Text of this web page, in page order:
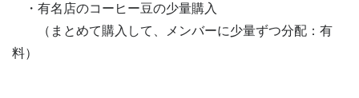
・有名店のコーヒー豆の少量購入
（まとめて購入して、メンバーに少量ずつ分配：有
料）